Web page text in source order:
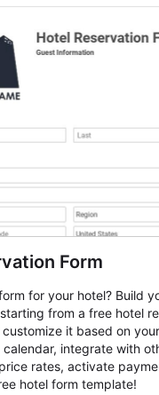
Form
for your hotel? Build
from a free hotel
it based on
integrate with
rates, activate
hotel form template!